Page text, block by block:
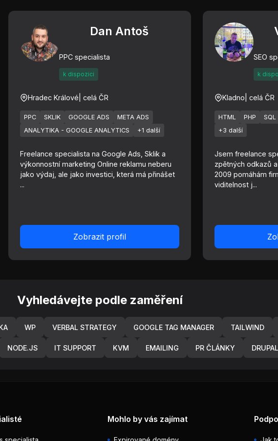
Dan Antoš
PPC specialista
k dispozici
Hradec Králové | celá ČR
PPC SKLIK GOOGLE ADS
META ADS
ANALYTIKA - GOOGLE ANALYTICS
+1 další
Freelance specialista na Google Ads, Sklik a
výkonnostní marketing Online reklamu neberu
jako výdaj, ale jako investici, která má přinášet
...
Zobrazit profil
SEO
k
Kladno | celá ČR
HTML PHP SQL
+3 další
Jsem freelance
zpětných odkazů
2009 pomáhám
viditelnost j...
Vyhledávejte podle zaměření
WP VERBAL STRATEGY GOOGLE TAG MANAGER TAILWIND
NODE.JS IT SUPPORT KVM EMAILING PR ČLÁNKY DRUPAL
Mohlo by vás zajímat